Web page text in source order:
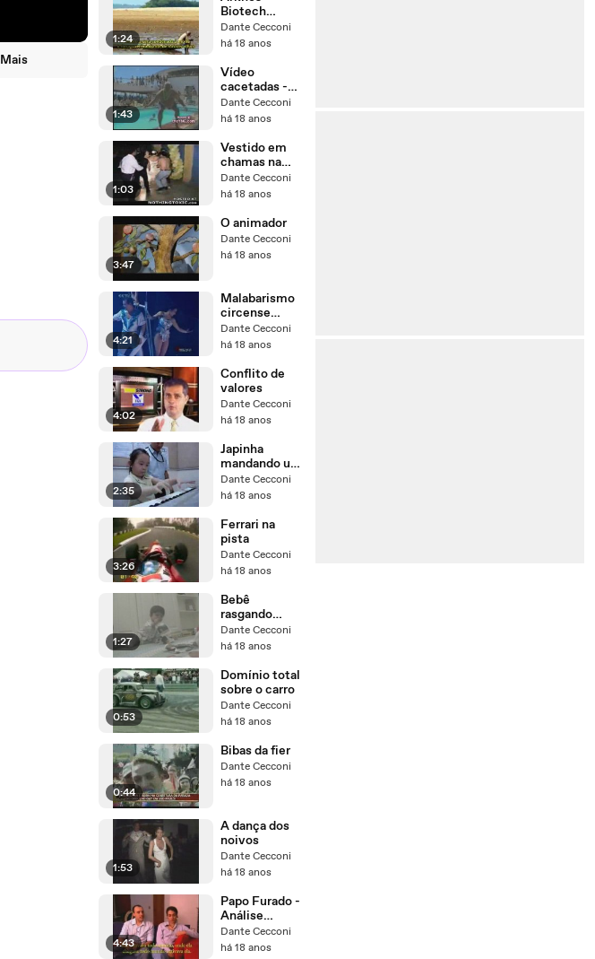
Mais
1:24
Biotech
(querem levar
a Amazonia no
Dante Cecconi
há 18 anos
1:43
Vídeo
cacetadas -
homens
desastrados
Dante Cecconi
há 18 anos
1:03
Vestido em
chamas na
festa de 15
anos
Dante Cecconi
há 18 anos
3:47
O animador
Dante Cecconi
há 18 anos
4:21
Malabarismo
circense
aéreo
Dante Cecconi
há 18 anos
4:02
Conflito de
valores
Dante Cecconi
há 18 anos
2:35
Japinha
mandando um
'Tico-tico no
fubá' no
Dante Cecconi
há 18 anos
3:26
Ferrari na
pista
Dante Cecconi
há 18 anos
1:27
Bebê
rasgando
papel
Dante Cecconi
há 18 anos
0:53
Domínio total
sobre o carro
Dante Cecconi
há 18 anos
0:44
Bibas da fier
Dante Cecconi
há 18 anos
1:53
A dança dos
noivos
Dante Cecconi
há 18 anos
4:43
Papo Furado -
Análise
gramatical da
entrevista dos
Dante Cecconi
há 18 anos